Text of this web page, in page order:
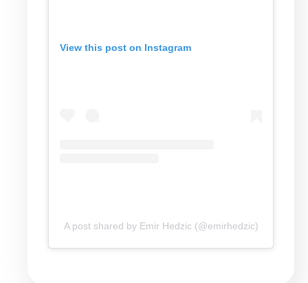
View this post on Instagram
A post shared by Emir Hedzic (@emirhedzic)